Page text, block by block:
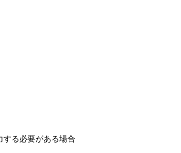
する必要がある場合